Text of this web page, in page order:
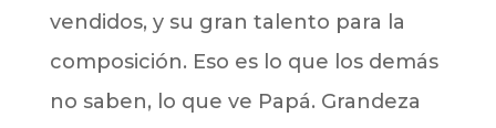
vendidos, y su gran talento para la
composición. Eso es lo que los demás
no saben, lo que ve Papá. Grandeza